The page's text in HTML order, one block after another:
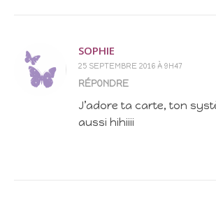
SOPHIE
25 SEPTEMBRE 2016 À 9H47
RÉPONDRE
J’adore ta carte, ton
aussi hihiiii